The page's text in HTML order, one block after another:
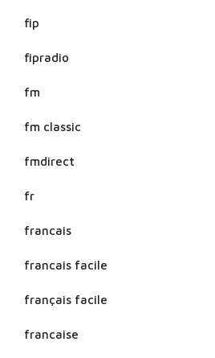
fip
fipradio
fm
fm classic
fmdirect
fr
francais
francais facile
français facile
francaise